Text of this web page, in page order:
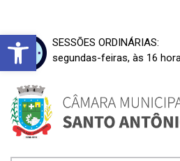
Barra deSESSÕES ORDINÁRIAS:
segundas-feiras, às 16